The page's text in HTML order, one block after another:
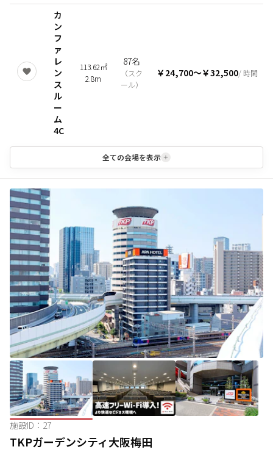
カ
ン
フ
ァ
レ
ン
ス
ル
ー
ム
4C
113.62㎡
2.8m
87名
（スク
ール）
￥24,700〜￥32,500/ 時間
全ての会場を表示
施設ID： 27
TKPガーデンシティ大阪梅田